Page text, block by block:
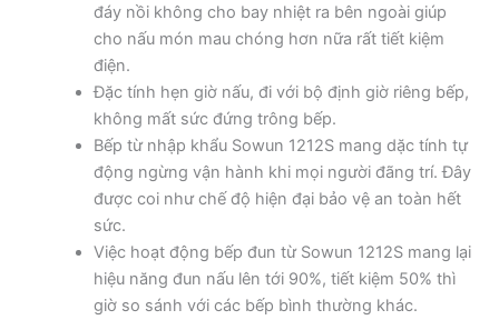
đáy nồi không cho bay nhiệt ra bên ngoài giúp
cho nấu món mau chóng hơn nữa rất tiết kiệm
điện.
Đặc tính hẹn giờ nấu, đi với bộ định giờ riêng bếp,
không mất sức đứng trông bếp.
Bếp từ nhập khẩu Sowun 1212S mang dặc tính tự
động ngừng vận hành khi mọi người đãng trí. Đây
được coi như chế độ hiện đại bảo vệ an toàn hết
sức.
Việc hoạt động bếp đun từ Sowun 1212S mang lại
hiệu năng đun nấu lên tới 90%, tiết kiệm 50% thì
giờ so sánh với các bếp bình thường khác.